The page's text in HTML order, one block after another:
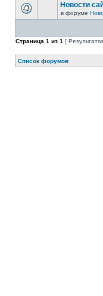
Новости
в форуме
Страница 1 из 1 [
Список форумов